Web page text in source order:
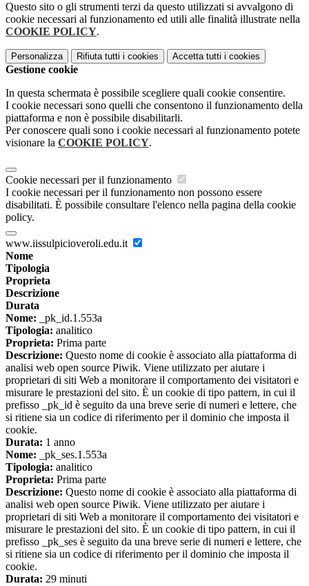
Questo sito o gli strumenti terzi da questo utilizzati si avvalgono di
cookie necessari al funzionamento ed utili alle finalità illustrate nella
COOKIE POLICY.
Personalizza Rifiuta tutti i cookies Accetta tutti i cookies
Gestione cookie
In questa schermata è possibile scegliere quali cookie consentire.
I cookie necessari sono quelli che consentono il funzionamento della
piattaforma e non è possibile disabilitarli.
Per conoscere quali sono i cookie necessari al funzionamento potete
visionare la COOKIE POLICY.
Cookie necessari per il funzionamento
I cookie necessari per il funzionamento non possono essere
disabilitati. È possibile consultare l'elenco nella pagina della cookie
policy.
www.iissulpicioveroli.edu.it
Nome
Tipologia
Proprieta
Descrizione
Durata
Nome: _pk_id.1.553a
Tipologia: analitico
Proprieta: Prima parte
Descrizione: Questo nome di cookie è associato alla piattaforma di
analisi web open source Piwik. Viene utilizzato per aiutare i
proprietari di siti Web a monitorare il comportamento dei visitatori e
misurare le prestazioni del sito. È un cookie di tipo pattern, in cui il
prefisso _pk_id è seguito da una breve serie di numeri e lettere, che
si ritiene sia un codice di riferimento per il dominio che imposta il
cookie.
Durata: 1 anno
Nome: _pk_ses.1.553a
Tipologia: analitico
Proprieta: Prima parte
Descrizione: Questo nome di cookie è associato alla piattaforma di
analisi web open source Piwik. Viene utilizzato per aiutare i
proprietari di siti Web a monitorare il comportamento dei visitatori e
misurare le prestazioni del sito. È un cookie di tipo pattern, in cui il
prefisso _pk_ses è seguito da una breve serie di numeri e lettere, che
si ritiene sia un codice di riferimento per il dominio che imposta il
cookie.
Durata: 29 minuti